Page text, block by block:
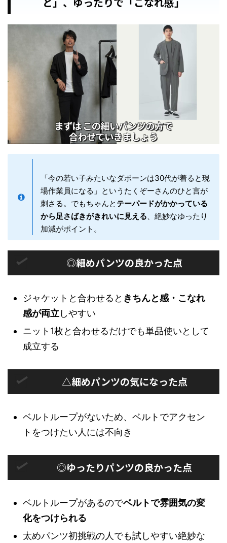
「今の若い子みたいなダボーンは30代が着ると現
場作業員になる」というたくぞーさんのひと言が
刺さる。でもちゃんと テーパードがかかっている
から足さばきがきれいに見える、絶妙なゆったり
加減がポイント。
◎細めパンツの良かった点
ジャケットと合わせると きちんと感・こなれ
感が両立しやすい
ニット1枚と合わせるだけでも単品使いとして
成立する
△細めパンツの気になった点
ベルトループがないため、ベルトでアクセン
トをつけたい人には不向き
◎ゆったりパンツの良かった点
ベルトループがあるのでベルトで雰囲気の変
化をつけられる
太めパンツ初挑戦の人でも試しやすい絶妙な